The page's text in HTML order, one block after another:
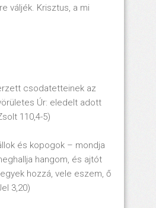
váljék. Krisztus, a mi
csodatetteinek az
Úr: eledelt adott
110,4-5)
és kopogok – mondja
hangom, és ajtót
hozzá, vele eszem, ő
3,20)